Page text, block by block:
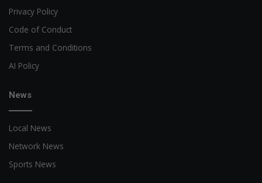
Privacy Policy
Code of Conduct
Terms and Conditions
AI Policy
News
Local News
Network News
Sports News